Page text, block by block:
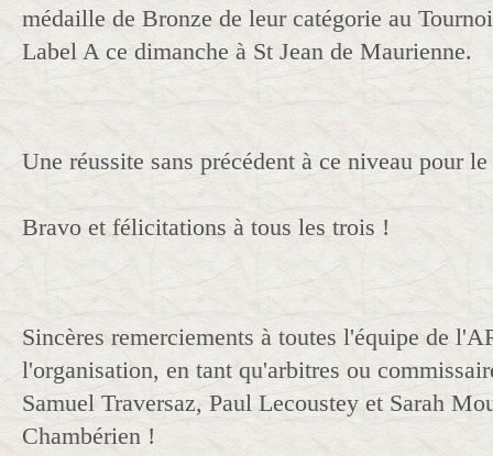
médaille de Bronze de leur catégorie au
Label A ce dimanche à St Jean de Maurienne.
Une réussite sans précédent à ce niveau pour
Bravo et félicitations à tous les trois !
Sincères remerciements à toutes l'équipe de
l'organisation, en tant qu'arbitres ou
Samuel Traversaz, Paul Lecoustey et Sarah
Chambérien !